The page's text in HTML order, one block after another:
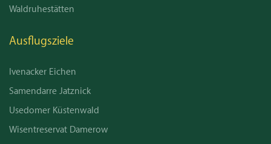
Waldruhestätten
Ausflugsziele
Ivenacker Eichen
Samendarre Jatznick
Usedomer Küstenwald
Wisentreservat Damerow